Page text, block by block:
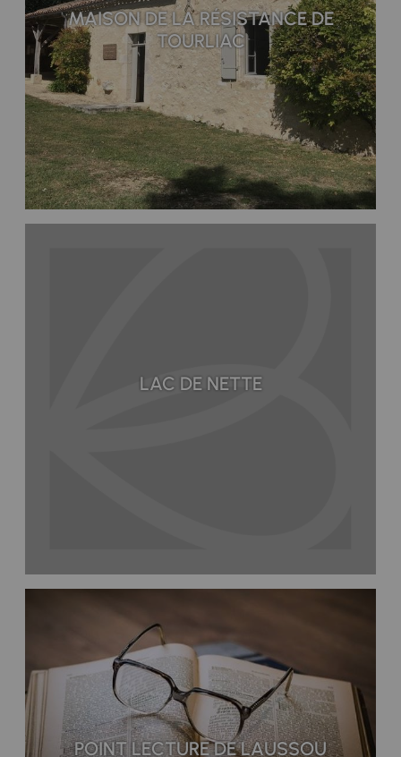
MAISON DE LA RÉSISTANCE DE
TOURLIAC
LAC DE NETTE
POINT LECTURE DE LAUSSOU